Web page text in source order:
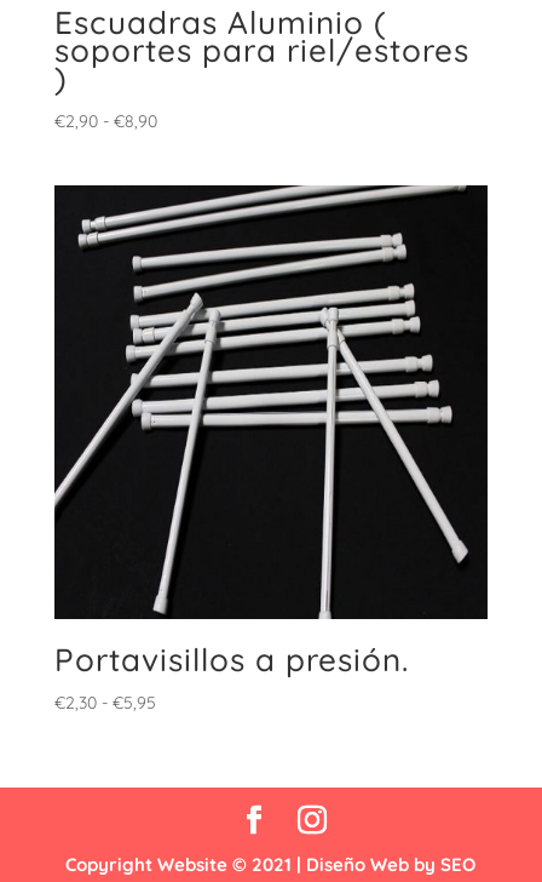
Escuadras Aluminio (
soportes para riel/estores
)
€2,90 - €8,90Rango
desde
€2,90
hasta
€8,90
Portavisillos a presión.
€2,30 - €5,95Rango
desde
€5,95
Copyright Website © 2021 | Diseño Web by SEO